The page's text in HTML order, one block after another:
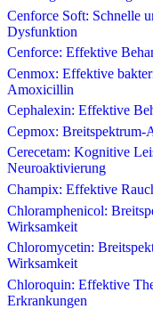
Cenforce Soft: Schnelle
Dysfunktion
Cenforce: Effektive
Cenmox: Effektive
Amoxicillin
Cephalexin: Effektive
Cepmox:
Cerecetam: Kognitive
Neuroaktivierung
Champix: Effektive
Chloramphenicol:
Wirksamkeit
Chloromycetin:
Wirksamkeit
Chloroquin: Effektive
Erkrankungen